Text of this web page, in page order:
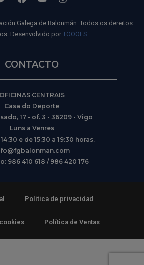
Galega de Balonmán. Todos os dereitos
Desenvolvido por TOOOLS
CONTACTO
OFICINAS CENTRAIS
Casa do Deporte
17 - of. 3 - 36209 - Vigo
Luns a Venres
e de 15:30 a 19:30 horas.
986 410 618 / 986 420 176
Política de privacidad
Política de Ventas